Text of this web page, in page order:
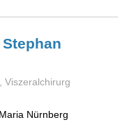
Viszeralchirurg
Nürnberg